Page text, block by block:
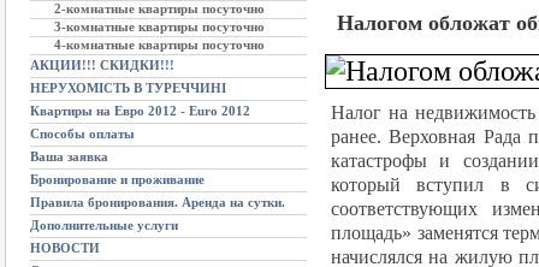
2-комнатные квартиры посуточно
3-комнатные квартиры посуточно
4-комнатные квартиры посуточно
АКЦИИ!!! СКИДКИ!!!
НЕРУХОМІСТЬ В ТУРЕЧЧИНІ
Квартиры на Евро 2012 - Euro 2012
Способы оплаты
Ваша заявка
Бронирование и проживание
Правила бронирования. Аренда на сутки.
Дополнительные услуги
НОВОСТИ
Налогом обложат
Налог на недвижимость
ранее. Верховная Рада
катастрофы и
который вступил в
соответствующих
площадь» заменятся
начислялся на жилую